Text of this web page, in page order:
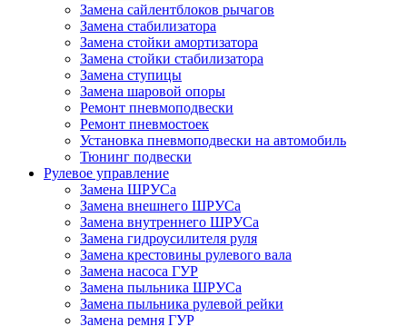
Замена сайлентблоков рычагов
Замена стабилизатора
Замена стойки амортизатора
Замена стойки стабилизатора
Замена ступицы
Замена шаровой опоры
Ремонт пневмоподвески
Ремонт пневмостоек
Установка пневмоподвески на автомобиль
Тюнинг подвески
Рулевое управление
Замена ШРУСа
Замена внешнего ШРУСа
Замена внутреннего ШРУСа
Замена гидроусилителя руля
Замена крестовины рулевого вала
Замена насоса ГУР
Замена пыльника ШРУСа
Замена пыльника рулевой рейки
Замена ремня ГУР